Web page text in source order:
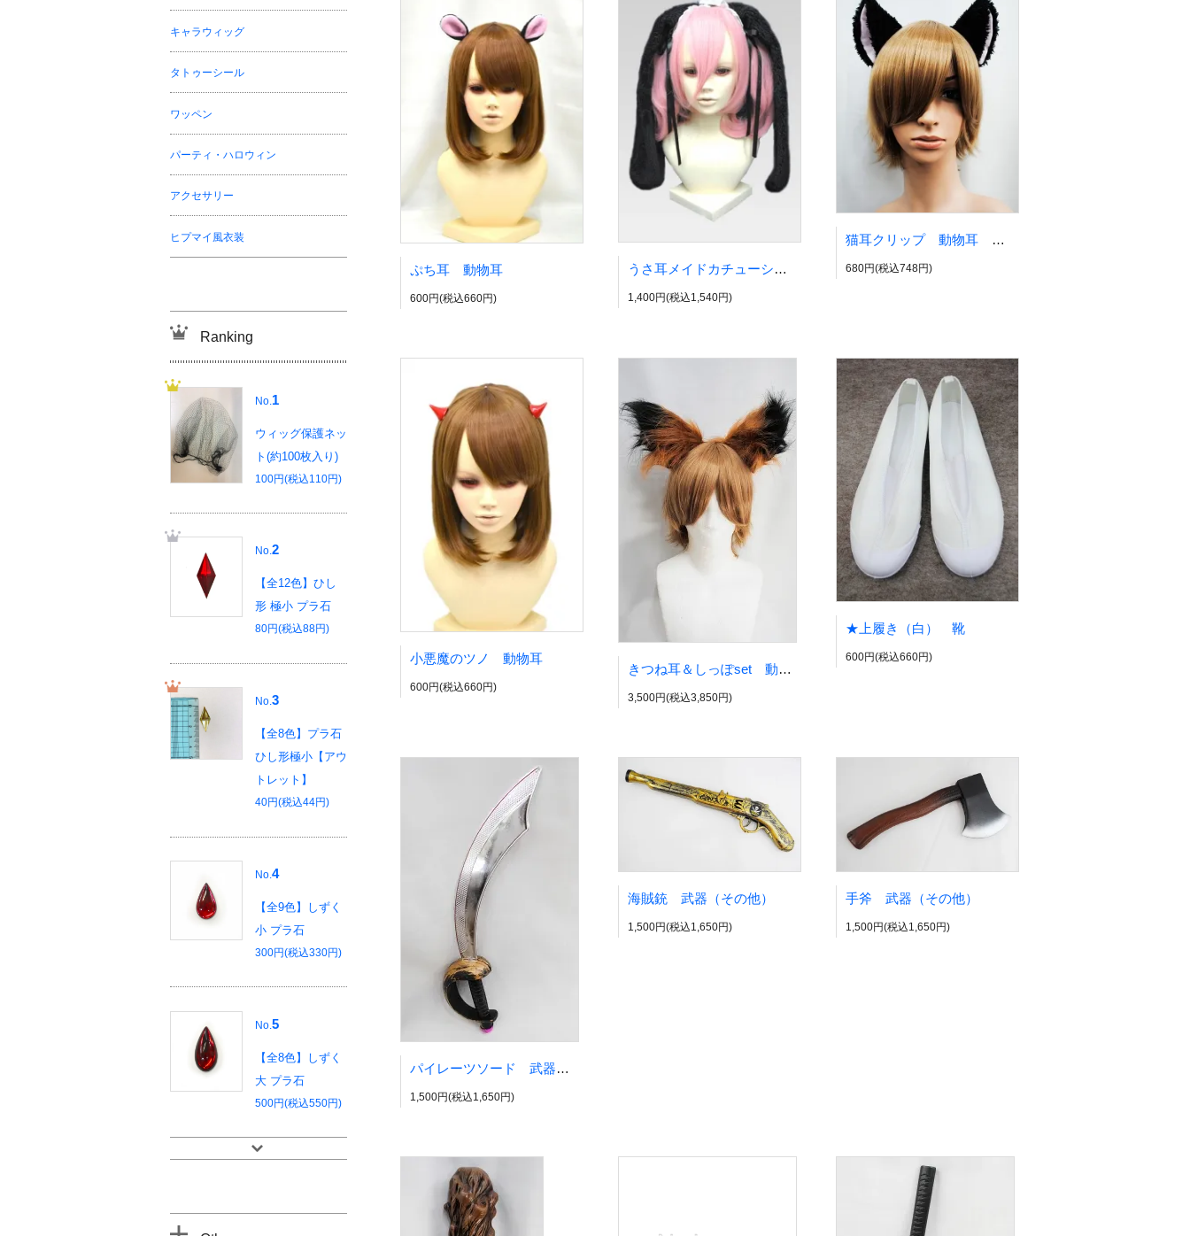
ぷち耳 動物耳
600円(税込660円)
うさ耳メイドカチューシャ 動物耳
1,400円(税込1,540円)
猫耳クリップ 動物耳 ネコ耳 ネコミミ ねこみみ
680円(税込748円)
小悪魔のツノ 動物耳
600円(税込660円)
きつね耳＆しっぽset 動物耳
3,500円(税込3,850円)
★上履き（白） 靴
600円(税込660円)
パイレーツソード 武器（刀剣系）
1,500円(税込1,650円)
海賊銃 武器（その他）
1,500円(税込1,650円)
手斧 武器（その他）
1,500円(税込1,650円)
キャラウィッグ
タトゥーシール
ワッペン
パーティ・ハロウィン
アクセサリー
ヒプマイ風衣装
Ranking
No. 1
ウィッグ保護ネッ
ト(約100枚入り)
100円(税込110円)
No.2
【全12色】ひし
形 極小 プラ石
80円(税込88円)
No.3
【全8色】プラ石
ひし形極小【アウ
トレット】
40円(税込44円)
No.4
【全9色】しずく
小 プラ石
300円(税込330円)
No. 5
【全8色】しずく
大 プラ石
500円(税込550円)